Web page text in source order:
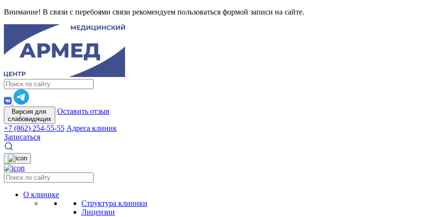
Внимание! В связи с перебоями связи рекомендуем пользоваться формой записи на сайте.
Версия для
слабовидящих
Оставить отзыв
+7 (862) 254-55-55 Адреса клиник
Записаться
О клинике
Структура клиники
Лицензии